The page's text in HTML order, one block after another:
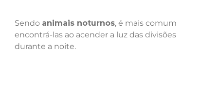
Sendo animais noturnos, é mais comum
encontrá-las ao acender a luz das divisões
durante a noite.